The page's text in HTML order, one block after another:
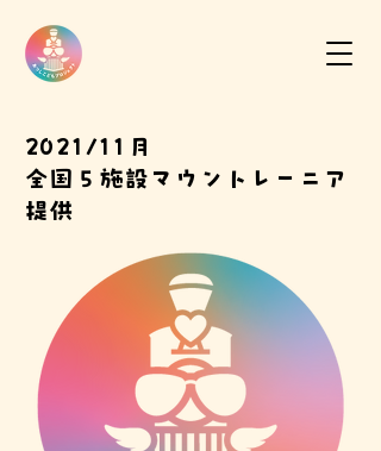
2021/11月
全国５施設マウントレーニア
提供